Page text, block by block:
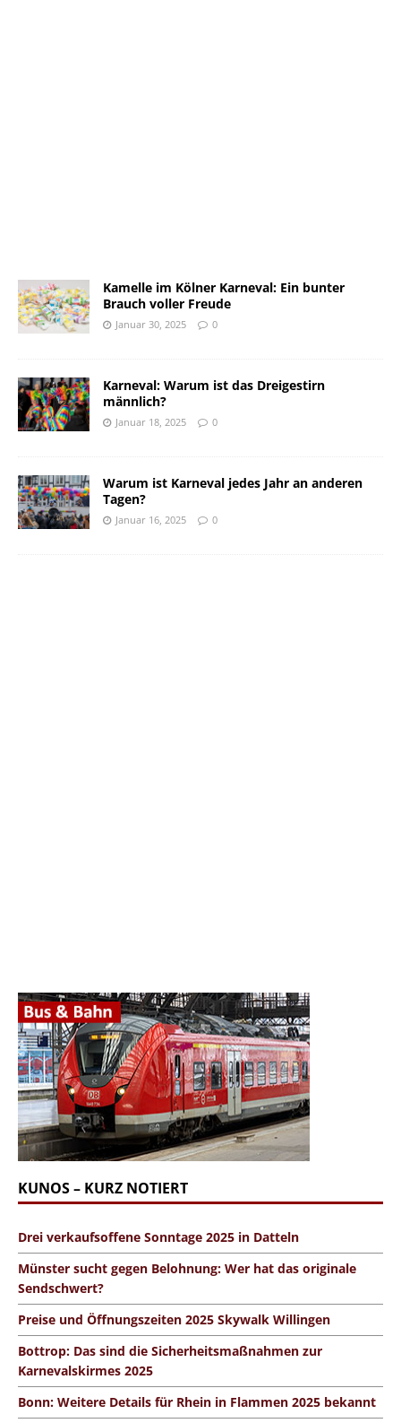
Kamelle im Kölner Karneval: Ein bunter
Brauch voller Freude
Januar 30, 2025 0
Karneval: Warum ist das Dreigestirn
männlich?
Januar 18, 2025 0
Warum ist Karneval jedes Jahr an anderen
Tagen?
Januar 16, 2025 0
KUNOS – KURZ NOTIERT
Drei verkaufsoffene Sonntage 2025 in Datteln
Münster sucht gegen Belohnung: Wer hat das originale
Sendschwert?
Preise und Öffnungszeiten 2025 Skywalk Willingen
Bottrop: Das sind die Sicherheitsmaßnahmen zur
Karnevalskirmes 2025
Bonn: Weitere Details für Rhein in Flammen 2025 bekannt